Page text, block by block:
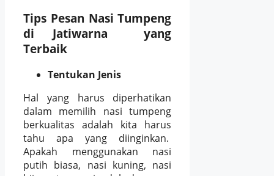
Tips Pesan Nasi Tumpeng
di Jatiwarna yang
Terbaik
Tentukan Jenis
Hal yang harus diperhatikan
dalam memilih nasi tumpeng
berkualitas adalah kita harus
tahu apa yang diinginkan.
Apakah menggunakan nasi
putih biasa, nasi kuning, nasi